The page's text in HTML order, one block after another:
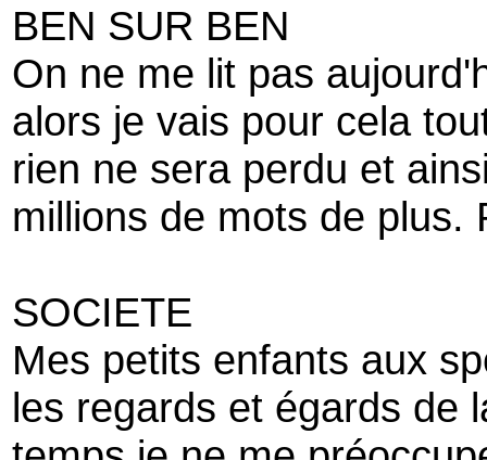
BEN SUR BEN
On ne me lit pas
alors je vais pour cela
rien ne sera perdu et
millions de mots de plus.
SOCIETE
Mes petits enfants aux
les regards et égards de